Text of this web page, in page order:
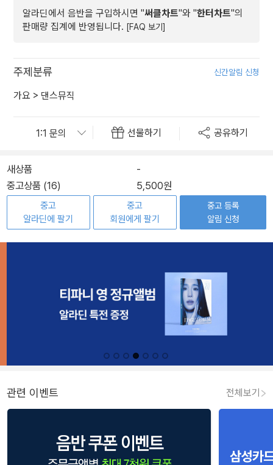
알라딘에서 음반을 구입하시면 "써클차트"와 "한터차트"의
판매량 집계에 반영됩니다. [FAQ 보기]
주제분류 신간알림 신청
가요 > 댄스뮤직
선물하기 공유하기
새상품
-
중고상품 (16)
5,500원
중고
알라딘에 팔기
중고
회원에게 팔기
중고 등록
알림 신청
관련 이벤트 전체보기